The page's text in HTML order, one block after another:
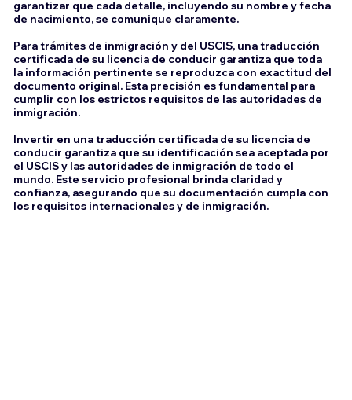
garantizar que cada detalle, incluyendo su nombre y fecha
de nacimiento, se comunique claramente.
Para trámites de inmigración y del USCIS, una traducción
certificada de su licencia de conducir garantiza que toda
la información pertinente se reproduzca con exactitud del
documento original. Esta precisión es fundamental para
cumplir con los estrictos requisitos de las autoridades de
inmigración.
Invertir en una traducción certificada de su licencia de
conducir garantiza que su identificación sea aceptada por
el USCIS y las autoridades de inmigración de todo el
mundo. Este servicio profesional brinda claridad y
confianza, asegurando que su documentación cumpla con
los requisitos internacionales y de inmigración.